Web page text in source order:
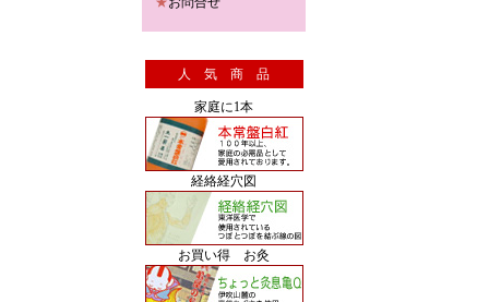
人 気 商 品
家庭に1本
経絡経穴図
お買い得 お灸